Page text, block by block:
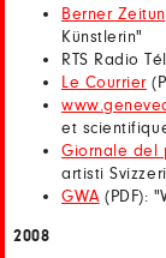
Berner
Künstlerin"
RTS Radio
Le Courrier
et
Giornale del
artisti
GWA(PDF):
2008